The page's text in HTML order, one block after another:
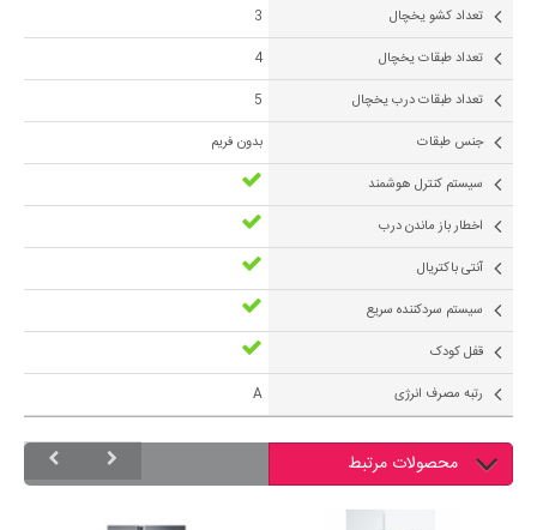
تعداد کشو یخچال
3
تعداد طبقات یخچال
4
تعداد طبقات درب یخچال
5
جنس طبقات
بدون فریم
سیستم کنترل هوشمند
اخطار باز ماندن درب
آنتی باکتریال
سیستم سردکننده سریع
قفل کودک
رتبه مصرف انرژی
A
محصولات مرتبط